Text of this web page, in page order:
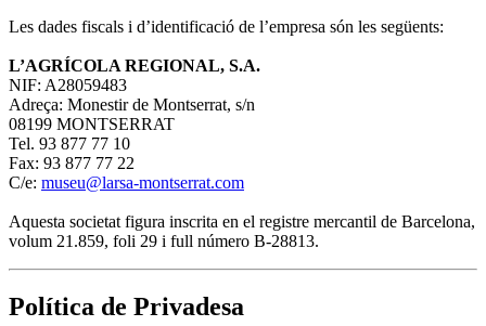
Les dades fiscals i d’identificació de l’empresa són les següents:
L’AGRÍCOLA REGIONAL, S.A.
NIF: A28059483
Adreça: Monestir de Montserrat, s/n
08199 MONTSERRAT
Tel. 93 877 77 10
Fax: 93 877 77 22
C/e: museu@larsa-montserrat.com
Aquesta societat figura inscrita en el registre mercantil de Barcelona,
volum 21.859, foli 29 i full número B-28813.
Política de Privadesa